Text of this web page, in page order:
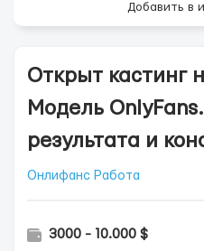
Добавить в
Открыт кастинг
Модель
результата и
Онлифанс Работа
3000 - 10.000 $